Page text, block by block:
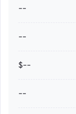
--
--
--$
--